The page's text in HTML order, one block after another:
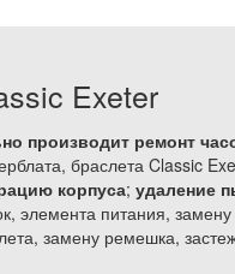
Exeter
производит ремонт
браслета Classic
корпуса; удаление
элемента питания,
замену ремешка,